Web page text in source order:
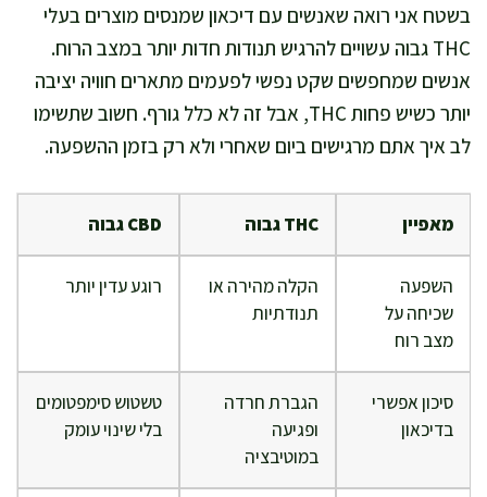
בשטח אני רואה שאנשים עם דיכאון שמנסים מוצרים בעלי
THC גבוה עשויים להרגיש תנודות חדות יותר במצב הרוח.
אנשים שמחפשים שקט נפשי לפעמים מתארים חוויה יציבה
יותר כשיש פחות THC, אבל זה לא כלל גורף. חשוב שתשימו
לב איך אתם מרגישים ביום שאחרי ולא רק בזמן ההשפעה.
מאפיין THC גבוה CBD גבוה
השפעה
שכיחה על
מצב רוח
הקלה מהירה או
תנודתיות
רוגע עדין יותר
סיכון אפשרי
בדיכאון
הגברת חרדה
ופגיעה
במוטיבציה
טשטוש סימפטומים
בלי שינוי עומק